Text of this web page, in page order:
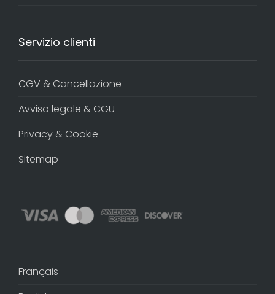
Servizio clienti
CGV & Cancellazione
Avviso legale & CGU
Privacy & Cookie
Sitemap
Français